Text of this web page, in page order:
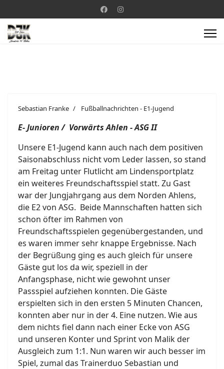
Sebastian Franke Fußballnachrichten - E1-Jugend
E- Junioren / Vorwärts Ahlen - ASG II
Unsere E1-Jugend kann auch nach dem positiven
Saisonabschluss nicht vom Leder lassen, so stand
am Freitag unter Flutlicht am Lindensportplatz
ein weiteres Freundschaftsspiel statt. Zu Gast
war der Jungjahrgang aus dem Norden Ahlens,
die E2 von ASG. Beide Mannschaften hatten sich
schon öfter im Rahmen von
Freundschaftsspielen gegenübergestanden, und
es waren immer sehr knappe Ergebnisse. Nach
der Begrüßung ging es auch gleich für unsere
Gäste gut los da wir, speziell in der
Anfangsphase, nicht wie gewohnt unser
Passspiel aufziehen konnten. Die Gäste
erspielten sich in den ersten 5 Minuten Chancen,
konnten aber nur in der 4. Eine nutzen. Wie aus
dem nichts fiel dann nach einer Ecke von ASG
und unseren Konter und Sprint von Malik der
Ausgleich zum 1:1. Nun waren wir auch besser im
Spiel, zumal das Trainerduo Sebastian und